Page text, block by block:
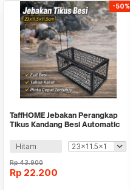
-50%
TaffHOME Jebakan Perangkap
Tikus Kandang Besi Automatic
Hitam
Rp43.900
Rp 22.200